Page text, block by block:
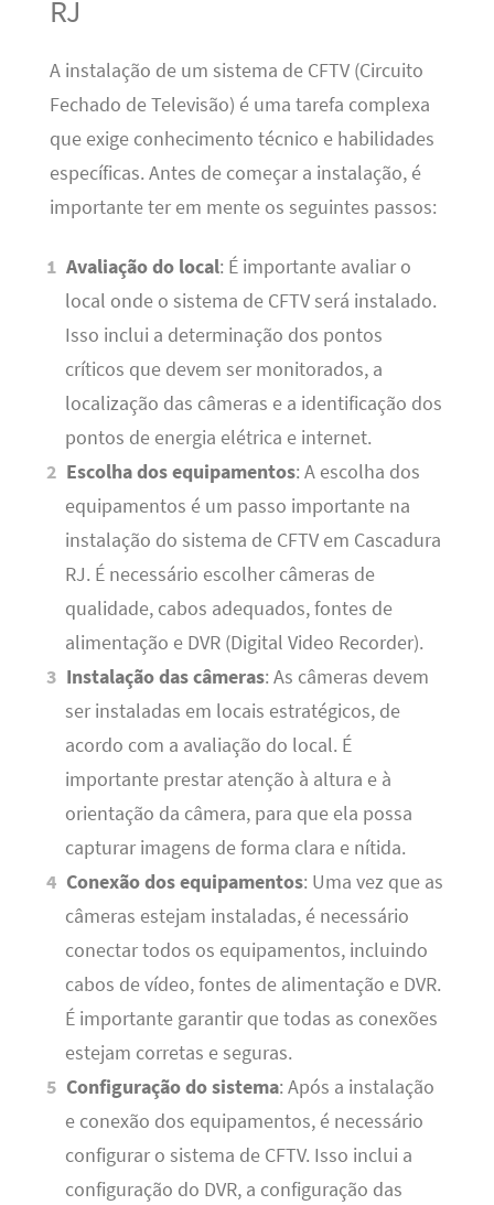
RJ
A instalação de um sistema de CFTV (Circuito
Fechado de Televisão) é uma tarefa complexa
que exige conhecimento técnico e habilidades
específicas. Antes de começar a instalação, é
importante ter em mente os seguintes passos:
Avaliação do local: É importante avaliar o
local onde o sistema de CFTV será instalado.
Isso inclui a determinação dos pontos
críticos que devem ser monitorados, a
localização das câmeras e a identificação dos
pontos de energia elétrica e internet.
Escolha dos equipamentos: A escolha dos
equipamentos é um passo importante na
instalação do sistema de CFTV em Cascadura
RJ. É necessário escolher câmeras de
qualidade, cabos adequados, fontes de
alimentação e DVR (Digital Video Recorder).
Instalação das câmeras: As câmeras devem
ser instaladas em locais estratégicos, de
acordo com a avaliação do local. É
importante prestar atenção à altura e à
orientação da câmera, para que ela possa
capturar imagens de forma clara e nítida.
Conexão dos equipamentos: Uma vez que as
câmeras estejam instaladas, é necessário
conectar todos os equipamentos, incluindo
cabos de vídeo, fontes de alimentação e DVR.
É importante garantir que todas as conexões
estejam corretas e seguras.
Configuração do sistema: Após a instalação
e conexão dos equipamentos, é necessário
configurar o sistema de CFTV. Isso inclui a
configuração do DVR, a configuração das